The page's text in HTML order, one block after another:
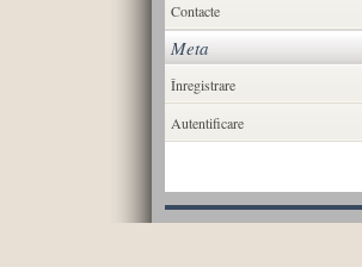
Contacte
Meta
Înregistrare
Autentificare